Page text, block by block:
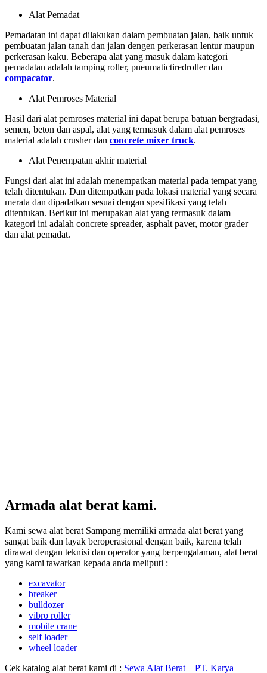
Alat Pemadat
Pemadatan ini dapat dilakukan dalam pembuatan jalan, baik untuk
pembuatan jalan tanah dan jalan dengen perkerasan lentur maupun
perkerasan kaku. Beberapa alat yang masuk dalam kategori
pemadatan adalah tamping roller, pneumatictiredroller dan
compacator.
Alat Pemroses Material
Hasil dari alat pemroses material ini dapat berupa batuan bergradasi,
semen, beton dan aspal, alat yang termasuk dalam alat pemroses
material adalah crusher dan concrete mixer truck.
Alat Penempatan akhir material
Fungsi dari alat ini adalah menempatkan material pada tempat yang
telah ditentukan. Dan ditempatkan pada lokasi material yang secara
merata dan dipadatkan sesuai dengan spesifikasi yang telah
ditentukan. Berikut ini merupakan alat yang termasuk dalam
kategori ini adalah concrete spreader, asphalt paver, motor grader
dan alat pemadat.
Armada alat berat kami.
Kami sewa alat berat Sampang memiliki armada alat berat yang
sangat baik dan layak beroperasional dengan baik, karena telah
dirawat dengan teknisi dan operator yang berpengalaman, alat berat
yang kami tawarkan kepada anda meliputi :
excavator
breaker
bulldozer
vibro roller
mobile crane
self loader
wheel loader
Cek katalog alat berat kami di : Sewa Alat Berat – PT. Karya